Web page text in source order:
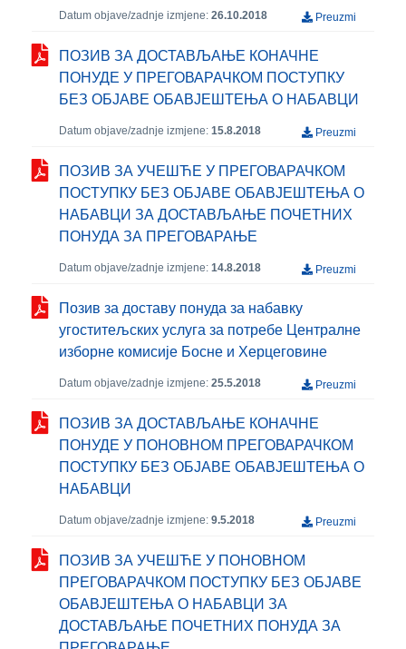
Datum objave/zadnje izmjene: 26.10.2018 Preuzmi
ПОЗИВ ЗА ДОСТАВЉАЊЕ КОНАЧНЕ
ПОНУДЕ У ПРЕГОВАРАЧКОМ ПОСТУПКУ
БЕЗ ОБЈАВЕ ОБАВЈЕШТЕЊА О НАБАВЦИ
Datum objave/zadnje izmjene: 15.8.2018 Preuzmi
ПОЗИВ ЗА УЧЕШЋЕ У ПРЕГОВАРАЧКОМ
ПОСТУПКУ БЕЗ ОБЈАВЕ ОБАВЈЕШТЕЊА О
НАБАВЦИ ЗА ДОСТАВЉАЊЕ ПОЧЕТНИХ
ПОНУДА ЗА ПРЕГОВАРАЊЕ
Datum objave/zadnje izmjene: 14.8.2018 Preuzmi
Позив за доставу понуда за набавку
угоститељских услуга за потребе Централне
изборне комисије Босне и Херцеговине
Datum objave/zadnje izmjene: 25.5.2018 Preuzmi
ПОЗИВ ЗА ДОСТАВЉАЊЕ КОНАЧНЕ
ПОНУДЕ У ПОНОВНОМ ПРЕГОВАРАЧКОМ
ПОСТУПКУ БЕЗ ОБЈАВЕ ОБАВЈЕШТЕЊА О
НАБАВЦИ
Datum objave/zadnje izmjene: 9.5.2018 Preuzmi
ПОЗИВ ЗА УЧЕШЋЕ У ПОНОВНОМ
ПРЕГОВАРАЧКОМ ПОСТУПКУ БЕЗ ОБЈАВЕ
ОБАВЈЕШТЕЊА О НАБАВЦИ ЗА
ДОСТАВЉАЊЕ ПОЧЕТНИХ ПОНУДА ЗА